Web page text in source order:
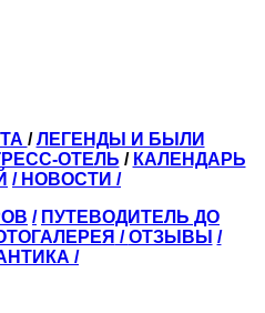
/ЛЕГЕНДЫ И БЫЛИ
ОТЕЛЬ / КАЛЕНДАРЬ
/ НОВОСТИ /
/ ПУТЕВОДИТЕЛЬ ДО
/ОТЗЫВЫ /
/